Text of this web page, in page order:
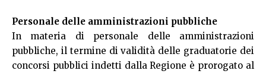
Personale delle amministrazioni pubbliche
In materia di personale delle amministrazioni
pubbliche, il termine di validità delle graduatorie dei
concorsi pubblici indetti dalla Regione è prorogato al